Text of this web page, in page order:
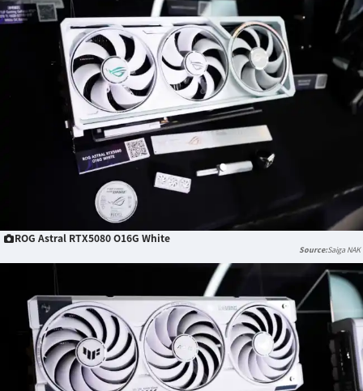
ROG Astral RTX5080 O16G White
Saiga NAK